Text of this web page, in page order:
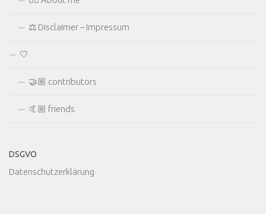
⚖ Disclaimer – Impressum
🤍
🤝🏼 contributors
🤙🏼 friends
DSGVO
Datenschutzerklärung